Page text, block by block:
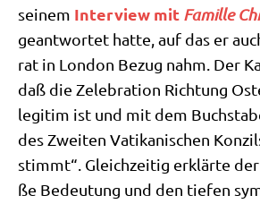
sei­nem Inter­view mit Famil­le
geant­wor­tet hat­te, auf das er
rat in Lon­don Bezug nahm. Der
daß die Zele­bra­ti­on Rich­tung
legi­tim ist und mit dem
des Zwei­ten Vati­ka­ni­schen
stimmt“. Gleich­zei­tig erklär­te
ße Bedeu­tung und den tie­fen